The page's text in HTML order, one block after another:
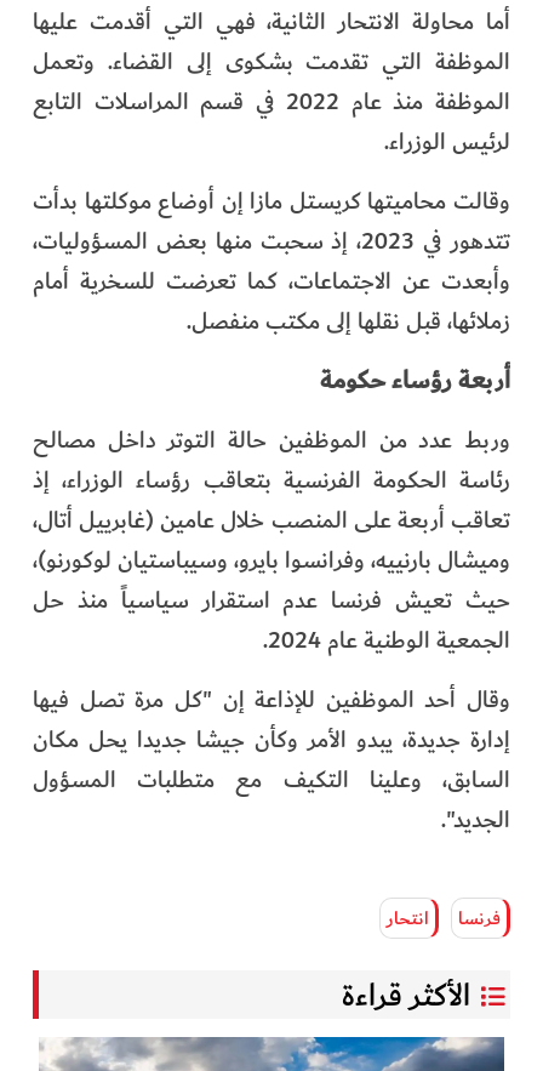
أما محاولة الانتحار الثانية، فهي التي أقدمت عليها
الموظفة التي تقدمت بشكوى إلى القضاء. وتعمل
الموظفة منذ عام 2022 في قسم المراسلات التابع
لرئيس الوزراء.
وقالت محاميتها كريستل مازا إن أوضاع موكلتها بدأت
تتدهور في 2023، إذ سحبت منها بعض المسؤوليات،
وأبعدت عن الاجتماعات، كما تعرضت للسخرية أمام
زملائها، قبل نقلها إلى مكتب منفصل.
أربعة رؤساء حكومة
وربط عدد من الموظفين حالة التوتر داخل مصالح
رئاسة الحكومة الفرنسية بتعاقب رؤساء الوزراء، إذ
تعاقب أربعة على المنصب خلال عامين (غابرييل أتال،
وميشال بارنييه، وفرانسوا بايرو، وسيباستيان لوكورنو)،
حيث تعيش فرنسا عدم استقرار سياسياً منذ حل
الجمعية الوطنية عام 2024.
وقال أحد الموظفين للإذاعة إن "كل مرة تصل فيها
إدارة جديدة، يبدو الأمر وكأن جيشا جديدا يحل مكان
السابق، وعلينا التكيف مع متطلبات المسؤول
الجديد".
فرنسا انتحار
الأكثر قراءة